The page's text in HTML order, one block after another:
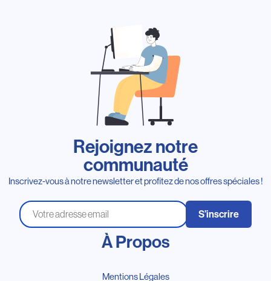
Rejoignez notre
communauté
Inscrivez-vous à notre newsletter et profitez de nos offres spéciales !
S’inscrire
À Propos
Mentions Légales